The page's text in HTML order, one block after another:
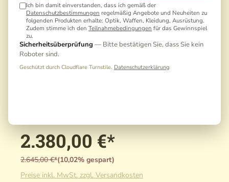
Ich bin damit einverstanden, dass ich gemäß der
Datenschutzbestimmungen regelmäßig Angebote und Neuheiten zu
folgenden Produkten erhalte: Optik, Waffen, Kleidung, Ausrüstung.
Zudem stimme ich den Teilnahmebedingungen für das Gewinnspiel
zu.
Sicherheitsüberprüfung — Bitte bestätigen Sie, dass Sie kein
Roboter sind.
Geschützt durch Cloudflare Turnstile. Datenschutzerklärung
2.380,00 €*
2.645,00 €*(10,02% gespart)
Preise inkl. MwSt. zzgl. Versandkosten